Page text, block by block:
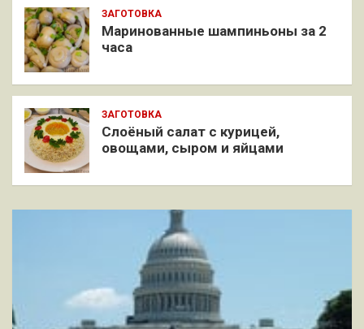
ЗАГОТОВКА
Маринованные шампиньоны за 2
часа
ЗАГОТОВКА
Слоёный салат с курицей,
овощами, сыром и яйцами